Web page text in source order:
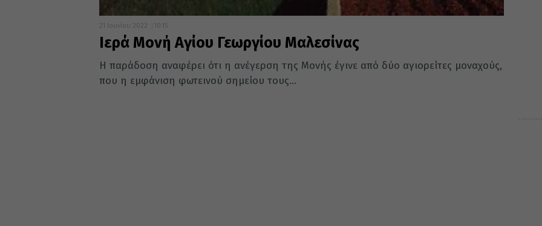
21 Ιουνίου 2022 10:15
Ιερά Μονή Αγίου Γεωργίου Μαλεσίνας
Η παράδοση αναφέρει ότι η ανέγερση της Μονής έγινε από δύο αγιορείτες μοναχούς,
που η εμφάνιση φωτεινού σημείου τους...